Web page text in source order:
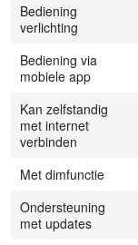
Bediening
verlichting
Bediening via
mobiele app
Kan zelfstandig
met internet
verbinden
Met dimfunctie
Ondersteuning
met updates